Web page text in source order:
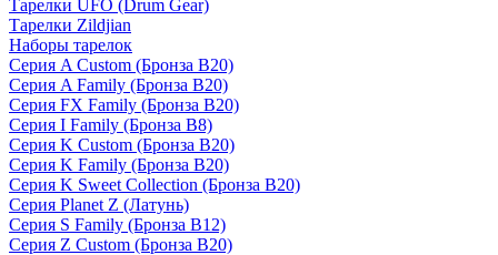
Тарелки UFO (Drum Gear)
Тарелки Zildjian
Наборы тарелок
Серия A Custom (Бронза B20)
Серия A Family (Бронза B20)
Серия FX Family (Бронза B20)
Серия I Family (Бронза B8)
Серия K Custom (Бронза B20)
Серия K Family (Бронза B20)
Серия K Sweet Collection (Бронза B20)
Серия Planet Z (Латунь)
Серия S Family (Бронза B12)
Серия Z Custom (Бронза B20)